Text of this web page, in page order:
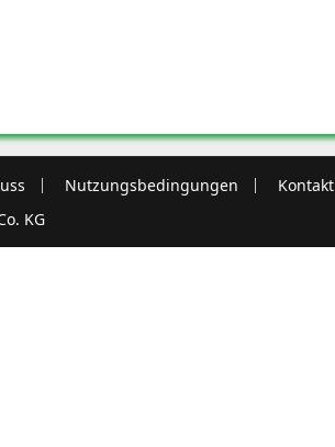
Nutzungsbedingungen
Kontakt
KG